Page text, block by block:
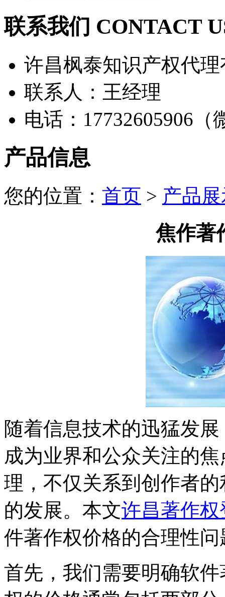
联系我们 CONTACT
许昌枫泰知识产权代
联系人：王经理
电话：17732605906（
产品信息
您的位置： 首页 > 产品
焦作著
随着信息技术的迅猛发
成为业界和公众关注的
理，不仅关系到创作者
的发展。本文许昌著作权
件著作权价格的合理性问
首先，我们需要明确软